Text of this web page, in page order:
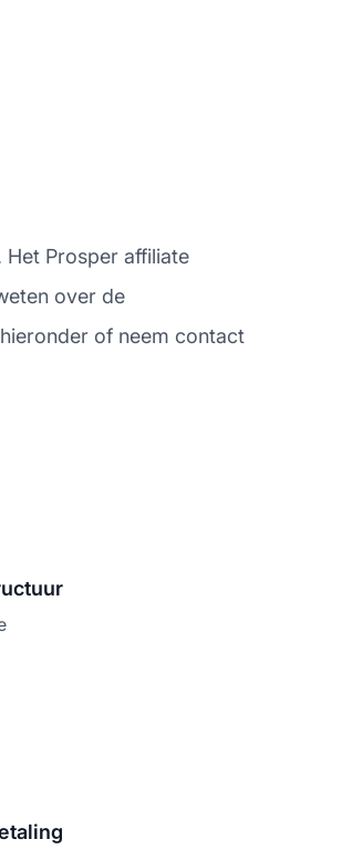
Prosper affiliate
over de
of neem contact